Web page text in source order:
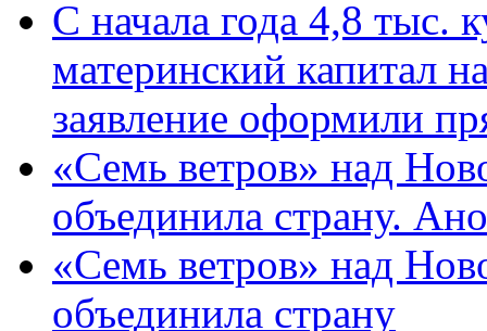
С начала года 4,8 тыс.
материнский капитал
заявление оформили
«Семь ветров» над
объединила страну.
«Семь ветров» над
объединила страну